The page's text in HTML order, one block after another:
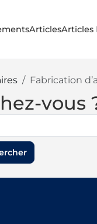
ArticlesArticles
Fabrication
vous